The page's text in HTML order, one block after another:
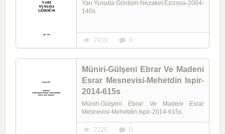
Yarı Yuxuda Gördüm-Nezaket Ezizova-2004-
140s
2419 0
Müniri-Gülşeni Ebrar Ve Madeni
Esrar Mesnevisi-Mehetdin Ispir-
2014-615s
Müniri-Gülşeni Ebrar Ve Madeni Esrar
Mesnevisi-Mehetdin Ispir-2014-615s
2326 0